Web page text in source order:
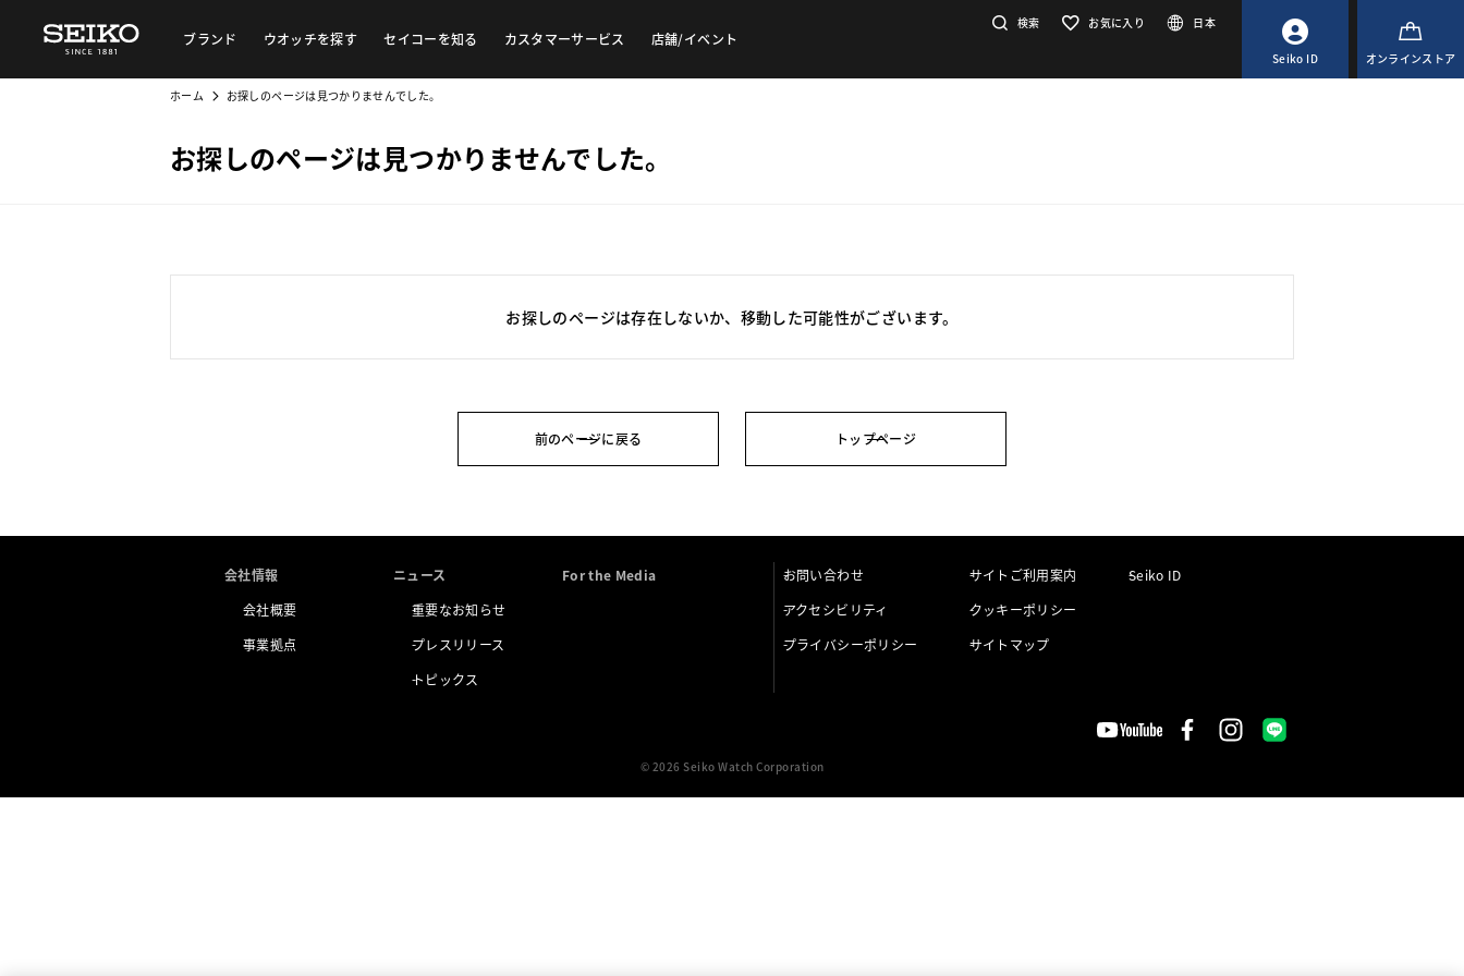
ブランド ウオッチを探す セイコーを知る カスタマーサービス 店舗/イベント
検索 お気に入り 日本
Seiko ID オンラインストア
ホーム お探しのページは見つかりませんでした。
お探しのページは見つかりませんでした。
お探しのページは存在しないか、移動した可能性がございます。
前のページに戻る トップページ
会社情報
会社概要
事業拠点
ニュース
重要なお知らせ
プレスリリース
トピックス
For the Media
お問い合わせ
アクセシビリティ
プライバシーポリシー
サイトご利用案内
クッキーポリシー
サイトマップ
Seiko ID
© 2026 Seiko Watch Corporation